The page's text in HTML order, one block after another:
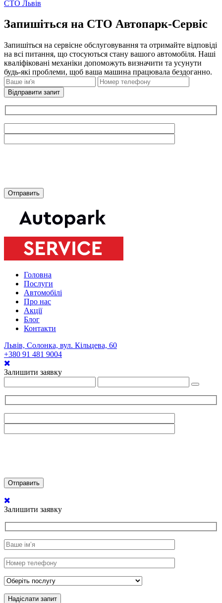
СТО Львів
Запишіться на СТО Автопарк-Сервіс
Запишіться на сервісне обслуговування та отримайте відповіді
на всі питання, що стосуються стану вашого автомобіля. Наші
кваліфіковані механіки допоможуть визначити та усунути
будь-які проблеми, щоб ваша машина працювала бездоганно.
Відправити запит
Головна
Послуги
Автомобілі
Про нас
Акції
Блог
Контакти
Львів, Солонка, вул. Кільцева, 60
+380 91 481 9004
Залишити заявку
Залишити заявку